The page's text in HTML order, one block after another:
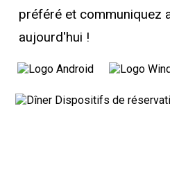
préféré et communiquez
aujourd'hui !